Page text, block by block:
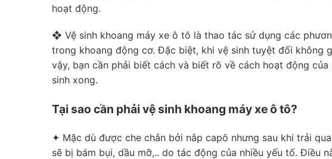
hoạt động.
❖ Vệ sinh khoang máy xe ô tô là thao tác sử dụng các
trong khoang động cơ. Đặc biệt, khi vệ sinh tuyệt đối không
vậy, bạn cần phải biết cách và biết rõ về cách hoạt động
sinh xong.
Tại sao cần phải vệ sinh khoang máy xe ô tô?
✦ Mặc dù được che chắn bởi nắp capô nhưng sau khi trải
sẽ bị bám bụi, dầu mỡ,.. do tác động của nhiều yếu tố. Điều